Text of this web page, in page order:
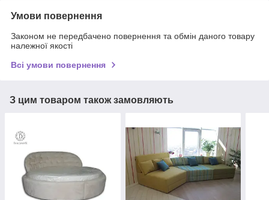
Умови повернення
Законом не передбачено повернення та обмін даного товару
належної якості
Всі умови повернення
З цим товаром також замовляють